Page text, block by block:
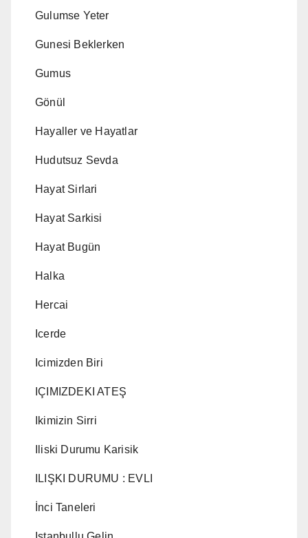
Gulumse Yeter
Gunesi Beklerken
Gumus
Gönül
Hayaller ve Hayatlar
Hudutsuz Sevda
Hayat Sirlari
Hayat Sarkisi
Hayat Bugün
Halka
Hercai
Icerde
Icimizden Biri
IÇIMIZDEKI ATEŞ
Ikimizin Sirri
Iliski Durumu Karisik
ILIŞKI DURUMU : EVLI
İnci Taneleri